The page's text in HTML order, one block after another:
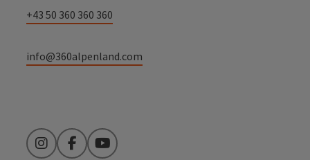
+43 50 360 360 360
info@360alpenland.com
InstagramFacebookYouTube